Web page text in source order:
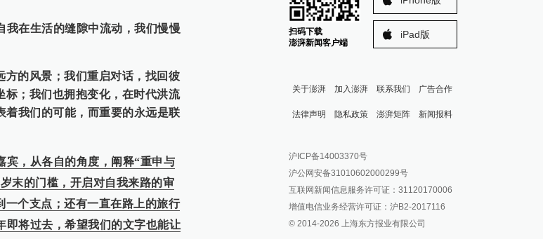
我在生活的缝隙中流动，我们慢慢
方的风景；我们重启对话，找回彼
标；我们也拥抱变化，在时代洪流
着我们的可能，而重要的永远是联
宾，从各自的角度，阐释“重申与
末的门槛，开启对自我来路的审
一个支点；还有一直在路上的旅行
即将过去，希望我们的文字也能让
扫码下载
澎湃新闻客户端
iPad版
关于澎湃 加入澎湃 联系我们 广告合作
法律声明 隐私政策 澎湃矩阵
澎湃新闻公众号
澎湃新闻抖音号
派生万物开放平台
IP SHANGHAI
新闻报料
报料邮箱: news@thepaper.cn
沪ICP备14003370号
沪公网安备31010602000299号
互联网新闻信息服务许可证：31120170006
增值电信业务经营许可证：沪B2-2017116
© 2014-2026 上海东方报业有限公司